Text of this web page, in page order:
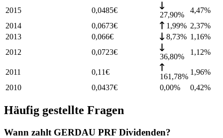
2015 0,0485€
27,90%
4,47%
2014
0,0673€ 1,99% 2,37%
2013
0,066€ 8,73% 1,16%
2012
0,0723€
36,80%
1,12%
2011 0,11€
161,78%
1,96%
2010
0,0437€ 0,00% 0,42%
Häufig gestellte Fragen
Wann zahlt GERDAU PRF Dividenden?